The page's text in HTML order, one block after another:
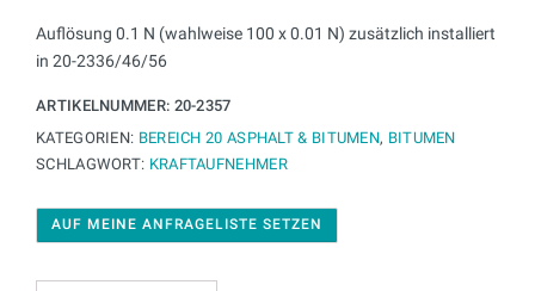
Auflösung 0.1 N (wahlweise 100 x 0.01 N) zusätzlich installiert
in 20-2336/46/56
ARTIKELNUMMER: 20-2357
KATEGORIEN: BEREICH 20 ASPHALT & BITUMEN, BITUMEN
SCHLAGWORT: KRAFTAUFNEHMER
AUF MEINE ANFRAGELISTE SETZEN